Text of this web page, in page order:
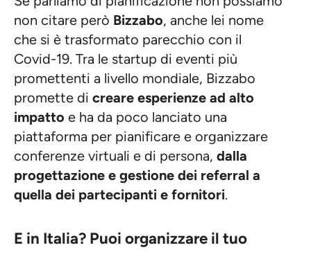
non citare però Bizzabo, anche lei nome
che si è trasformato parecchio con il
Covid-19. Tra le startup di eventi più
promettenti a livello mondiale, Bizzabo
promette di creare esperienze ad alto
impatto e ha da poco lanciato una
piattaforma per pianificare e organizzare
conferenze virtuali e di persona, dalla
progettazione e gestione dei referral a
quella dei partecipanti e fornitori.
E in Italia? Puoi organizzare il tuo